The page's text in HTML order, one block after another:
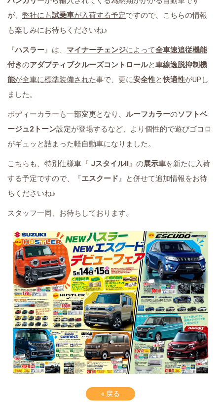
が、 弊社にも試乗車が入荷する予定ですので、こちらの情報
も楽しみにお待ちくださいね♪
『ハスラー』は、 マイナーチェンジによって全車速追従機能
付きのアダプティブクルーズコントロールと車線逸脱抑制機
能が全車に標準装備された事で、更に安全性と快適性がUPし
ました。
ボディーカラーも一部変更となり、 ルーフカラーのソフトベ
ージュ2トーン設定が登場するなど、より個性的で遊びゴコロ
がギュッと詰まった軽自動車になりました。
こちらも、特別仕様車『 JスタイルⅡ 』の展示車を新たに入荷
する予定ですので、『エスクード』と併せて追加情報をお待
ちくださいね♪
スタッフ一同、お待ちしております。
« 戻る